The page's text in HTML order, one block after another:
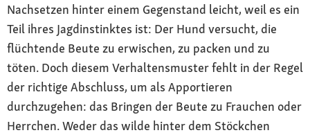
Nachsetzen hinter einem Gegenstand leicht, weil es ein
Teil ihres Jagdinstinktes ist: Der Hund versucht, die
flüchtende Beute zu erwischen, zu packen und zu
töten. Doch diesem Verhaltensmuster fehlt in der Regel
der richtige Abschluss, um als Apportieren
durchzugehen: das Bringen der Beute zu Frauchen oder
Herrchen. Weder das wilde hinter dem Stöckchen